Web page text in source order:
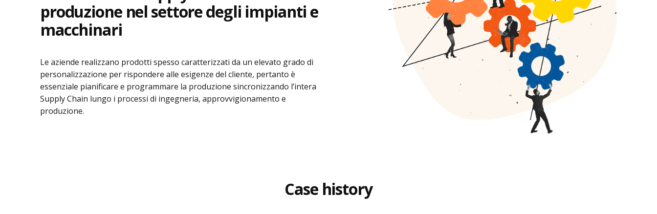
produzione nel settore degli impianti e
macchinari
Le aziende realizzano prodotti spesso caratterizzati da un elevato grado di
personalizzazione per rispondere alle esigenze del cliente, pertanto è
essenziale pianificare e programmare la produzione sincronizzando l’intera
Supply Chain lungo i processi di ingegneria, approvvigionamento e
produzione.
Case history